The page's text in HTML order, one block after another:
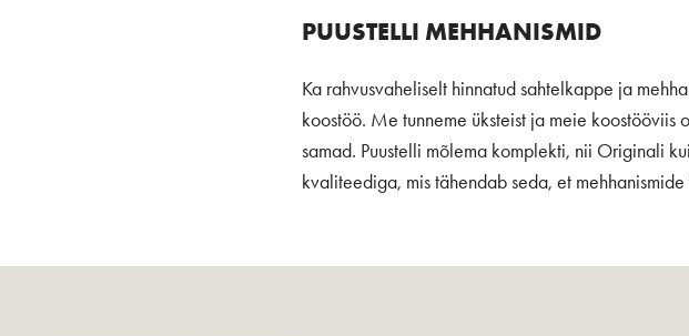
PUUSTELLI MEHHANISMID
Ka rahvusvaheliselt hinnatud sahtelkappe ja
koostöö. Me tunneme üksteist ja meie
samad. Puustelli mõlema komplekti, nii Originali
kvaliteediga, mis tähendab seda, et